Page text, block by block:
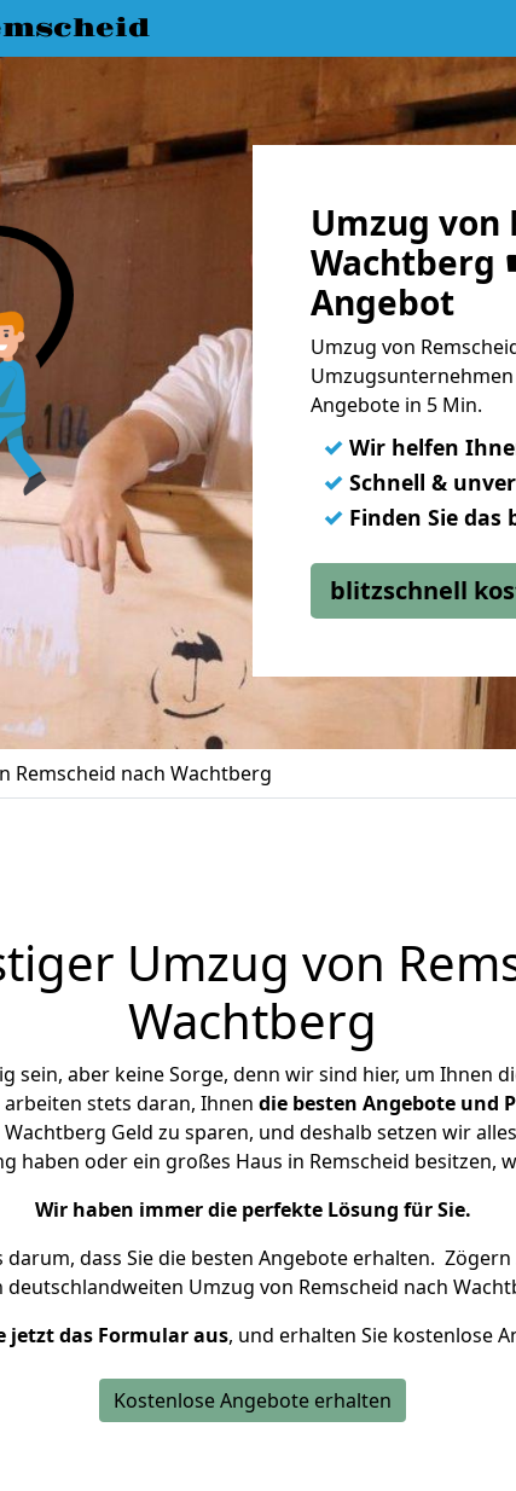
Umzug von
Wachtberg
Angebot
Umzug von
Angebote in 5 Min.
✓ Wir helfen
✓ Schnell &
✓ Finden Sie
blitzschnell
Remscheid nach Wachtberg
Umzug von
Wachtberg
aber keine Sorge, denn wir sind hier, um Ihnen
arbeiten stets daran, Ihnen die besten Angebote und
Geld zu sparen, und deshalb setzen wir
haben oder ein großes Haus in Remscheid besitzen,
Wir haben immer die perfekte Lösung für Sie.
dass Sie die besten Angebote erhalten. Zögern
deutschlandweiten Umzug von Remscheid nach
jetzt das Formular aus, und erhalten Sie kostenlose
Kostenlose Angebote erhalten